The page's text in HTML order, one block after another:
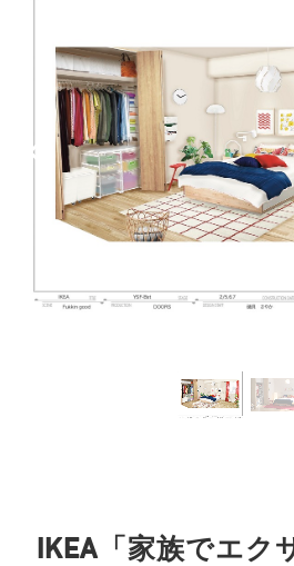
IKEA「家族でエク